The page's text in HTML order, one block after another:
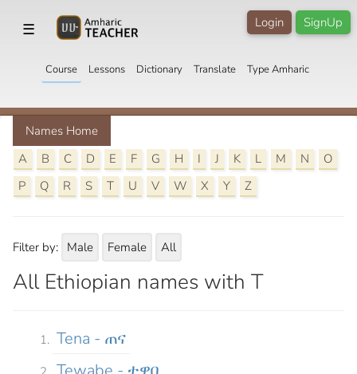
☰ SignUp
Login
Course Lessons Dictionary Translate Type Amharic
Names Home
A
B C D E F G H I J K L M N
O
P
Q R S T U V W X Y Z
Filter by: Male Female All
All Ethiopian names with T
Tena - ጠና